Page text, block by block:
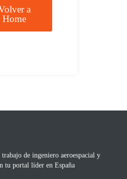
a
Home
de ingeniero aeroespacial y
tu portal líder en España